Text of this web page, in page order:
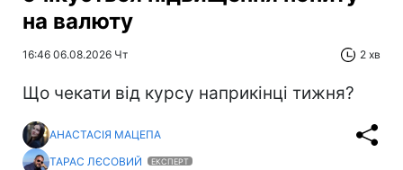
на валюту
16:46 06.08.2026 Чт 2 хв
Що чекати від курсу наприкінці тижня?
АНАСТАСІЯ МАЦЕПА
ТАРАС ЛЄСОВИЙ
ЕКСПЕРТ